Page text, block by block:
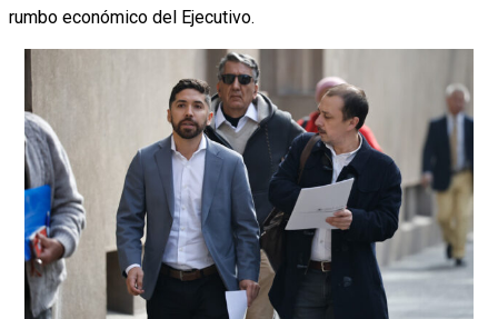
rumbo económico del Ejecutivo.